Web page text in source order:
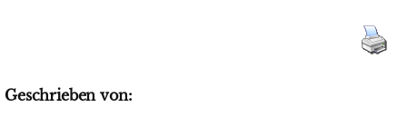
Geschrieben von: